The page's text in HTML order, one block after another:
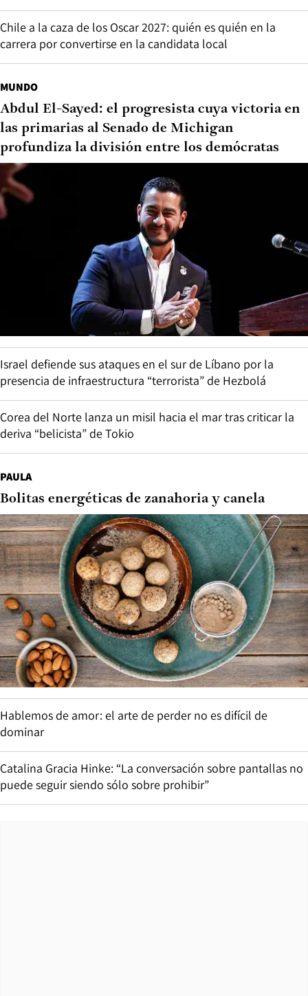
Chile a la caza de los Oscar 2027: quién es quién en la
carrera por convertirse en la candidata local
MUNDO
Abdul El-Sayed: el progresista cuya victoria en
las primarias al Senado de Michigan
profundiza la división entre los demócratas
Israel defiende sus ataques en el sur de Líbano por la
presencia de infraestructura “terrorista” de Hezbolá
Corea del Norte lanza un misil hacia el mar tras criticar la
deriva “belicista” de Tokio
PAULA
Bolitas energéticas de zanahoria y canela
Hablemos de amor: el arte de perder no es difícil de
dominar
Catalina Gracia Hinke: “La conversación sobre pantallas no
puede seguir siendo sólo sobre prohibir”